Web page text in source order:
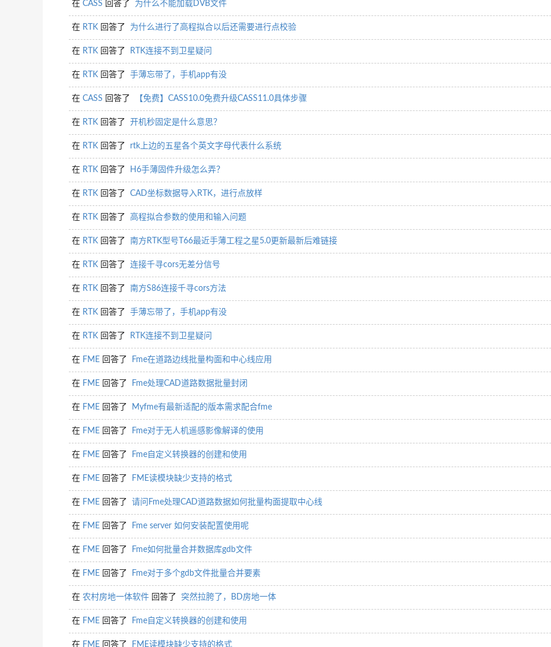
在 CASS 回答了 为什么不能加载DVB文件
在 RTK 回答了 为什么进行了高程拟合以后还需要进行点校验
在 RTK 回答了 RTK连接不到卫星疑问
在 RTK 回答了 手薄忘带了，手机app有没
在 CASS 回答了 【免费】CASS10.0免费升级CASS11.0具体步骤
在 RTK 回答了 开机秒固定是什么意思？
在 RTK 回答了 rtk上边的五星各个英文字母代表什么系统
在 RTK 回答了 H6手薄固件升级怎么弄？
在 RTK 回答了 CAD坐标数据导入RTK，进行点放样
在 RTK 回答了 高程拟合参数的使用和输入问题
在 RTK 回答了 南方RTK型号T66最近手薄工程之星5.0更新最新后难链接
在 RTK 回答了 连接千寻cors无差分信号
在 RTK 回答了 南方S86连接千寻cors方法
在 RTK 回答了 手薄忘带了，手机app有没
在 RTK 回答了 RTK连接不到卫星疑问
在 FME 回答了 Fme在道路边线批量构面和中心线应用
在 FME 回答了 Fme处理CAD道路数据批量封闭
在 FME 回答了 Myfme有最新适配的版本需求配合fme
在 FME 回答了 Fme对于无人机遥感影像解译的使用
在 FME 回答了 Fme自定义转换器的创建和使用
在 FME 回答了 FME读模块缺少支持的格式
在 FME 回答了 请问Fme处理CAD道路数据如何批量构面提取中心线
在 FME 回答了 Fme server 如何安装配置使用呢
在 FME 回答了 Fme如何批量合并数据库gdb文件
在 FME 回答了 Fme对于多个gdb文件批量合并要素
在 农村房地一体软件 回答了 突然拉胯了，BD房地一体
在 FME 回答了 Fme自定义转换器的创建和使用
在 FME 回答了 FME读模块缺少支持的格式